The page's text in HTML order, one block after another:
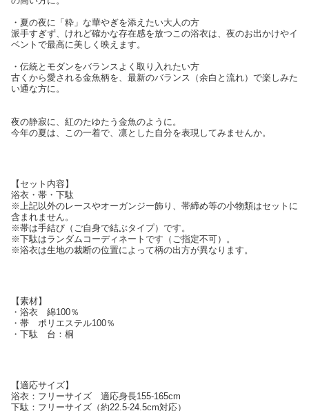
・夏の夜に「粋」な華やぎを添えたい大人の方
派手すぎず、けれど確かな存在感を放つこの浴衣は、夜のお出かけやイ
ベントで最高に美しく映えます。
・伝統とモダンをバランスよく取り入れたい方
古くから愛される金魚柄を、最新のバランス（余白と流れ）で楽しみた
い通な方に。
夜の静寂に、紅のたゆたう金魚のように。
今年の夏は、この一着で、凛とした自分を表現してみませんか。
【セット内容】
浴衣・帯・下駄
※上記以外のレースやオーガンジー飾り、帯締め等の小物類はセットに
含まれません。
※帯は手結び（ご自身で結ぶタイプ）です。
※下駄はランダムコーディネートです（ご指定不可）。
※浴衣は生地の裁断の位置によって柄の出方が異なります。
【素材】
・浴衣 綿100％
・帯 ポリエステル100％
・下駄 台：桐
【適応サイズ】
浴衣：フリーサイズ 適応身長155-165cm
下駄：フリーサイズ（約22.5-24.5cm対応）